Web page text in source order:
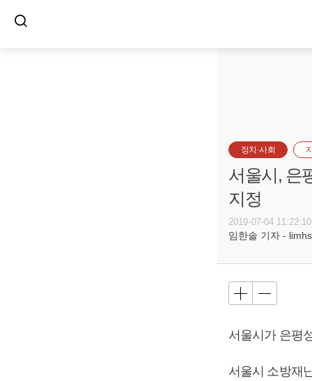
정치·사회
서울시, 은
지정
2019-07-04 11:22:10
임한솔 기자 -
서울시가 은평
서울시 소방재